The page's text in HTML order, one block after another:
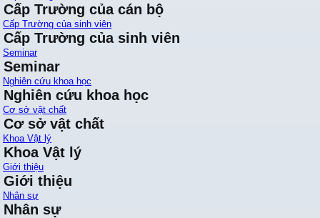
Cấp Trường của cán bộ
Cấp Trường của sinh viên
Cấp Trường của sinh viên
Seminar
Seminar
Nghiên cứu khoa học
Nghiên cứu khoa học
Cơ sở vật chất
Cơ sở vật chất
Khoa Vật lý
Khoa Vật lý
Giới thiệu
Giới thiệu
Nhân sự
Nhân sự